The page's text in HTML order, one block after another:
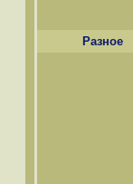
Разное